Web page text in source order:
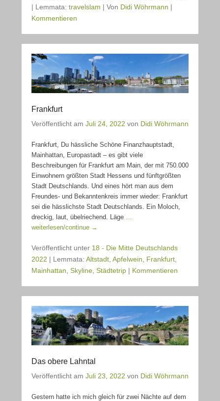
| Lemmata: travelslam | Von Didi Wöhrmann |
Kommentieren
Frankfurt
Veröffentlicht am Juli 24, 2022 von Didi Wöhrmann
Frankfurt, Du hässliche Schöne Finanzhauptstadt,
Mainhattan, Europastadt – es gibt viele
Beschreibungen für Frankfurt am Main, der mit 750.000
Einwohnern größten Stadt Hessens und fünftgrößten
Stadt Deutschlands. Und eines hört man aus dem
Freundes- und Bekanntenkreis immer wieder: Frankfurt
sei die hässlichste Stadt Deutschlands. Ein Moloch,
dreckig, laut, übelriechend. Läge
weiterlesen/continue →
Veröffentlicht unter 18 - Die Mitte Deutschlands
2022 | Lemmata: Altstadt Apfelwein Frankfurt
Mainhattan Skyline Städtetrip | Kommentieren
Das obere Lahntal
Veröffentlicht am Juli 23, 2022 von Didi Wöhrmann
Gestern hatte ich mich gleich für zwei Nächte auf dem